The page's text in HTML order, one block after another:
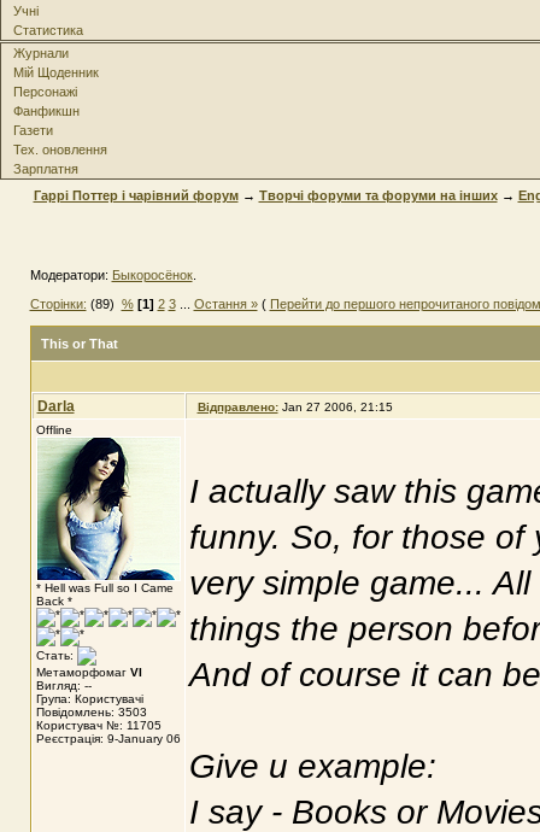
Учні
Статистика
Журнали
Мій Щоденник
Персонажі
Фанфикшн
Газети
Тех. оновлення
Зарплатня
Гаррі Поттер і чарівний форум→ Творчі форуми та форуми на інших→
Модератори: Быкоросёнок.
Сторінки: (89) % [1] 2 3... Остання »( Перейти до першого непрочитаного
This or That
Darla Відправлено: Jan 27 2006, 21:15
Offline
* Hell was Full so I Came
Back *
Стать:
Метаморфомаг VI
Вигляд: --
Група: Користувачі
Повідомлень: 3503
Користувач №: 11705
Реєстрація: 9-January 06
I actually saw this
funny. So, for those of
very simple game...
things the person
And of course it can
Give u example:
I say - Books or